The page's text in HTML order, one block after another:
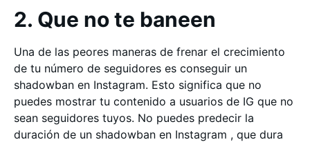
2. Que no te baneen
Una de las peores maneras de frenar el crecimiento
de tu número de seguidores es conseguir un
shadowban en Instagram. Esto significa que no
puedes mostrar tu contenido a usuarios de IG que no
sean seguidores tuyos. No puedes predecir la
duración de un shadowban en Instagram , que dura